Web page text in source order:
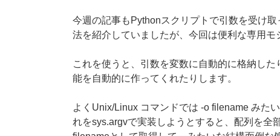
今週の記事もPythonスクリプトで引数を受け
法を紹介していましたが、今回は便利な専用モ
これを使うと、引数を変数に自動的に格納し
能を自動的に作ってくれたりします。
よくUnix/Linux コマンドでは -o filename みた
れをsys.argvで実装しようとすると、配列を全